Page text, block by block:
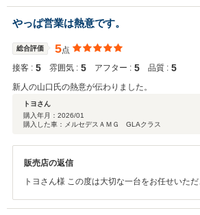
してしまいましたが、寛大にお任せいただき、
す。今後もｚhetto様とご家族のカーライフが
田谷南スタッフ一同、しっかりとサポートさせ
末永いお付き合いを宜しくお願い致します！
田谷南 青木悠真
やっぱ営業は熱意です。
総合評価 5点
接客 : 5 雰囲気 : 5 アフター : 5 品質 : 5
新人の山口氏の熱意が伝わりました。
トヨさん
購入年月： 2026/01
購入した車：メルセデスＡＭＧ GLAクラス
販売店の返信
トヨさん様 この度は大切な一台をお任せいただき誠にありがとうござ
をいたします。 今後とも永いお付き合いをよ